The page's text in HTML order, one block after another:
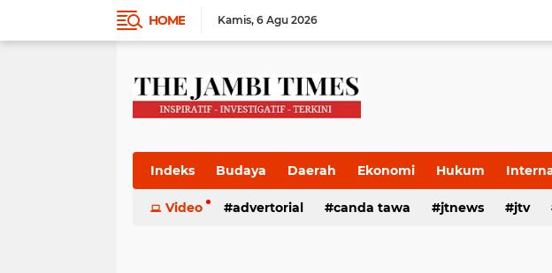
HOME Kamis 6 Agu 2026
Indeks Budaya Daerah Ekonomi Hukum
Pemkab Pemprov Politik Press Release Sport
Video advertorial canda tawa jtnews jtv